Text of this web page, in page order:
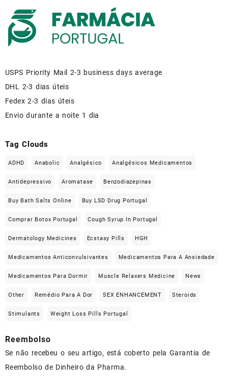
USPS Priority Mail 2-3 business days average
DHL 2-3 dias úteis
Fedex 2-3 dias úteis
Envio durante a noite 1 dia
Tag Clouds
ADHD Anabolic Analgésico Analgésicos Medicamentos
Antidepressivo Aromatase Benzodiazepinas
Buy Bath Salts Online Buy LSD Drug Portugal
Comprar Botox Portugal Cough Syrup In Portugal
Dermatology Medicines Ecstasy Pills HGH
Medicamentos Anticonvulsivantes Medicamentos Para A Ansiedade
Medicamentos Para Dormir Muscle Relaxers Medicine News
Other Remédio Para A Dor SEX ENHANCEMENT Steroids
Stimulants Weight Loss Pills Portugal
Reembolso
Se não recebeu o seu artigo, está coberto pela Garantia de
Reembolso de Dinheiro da Pharma.